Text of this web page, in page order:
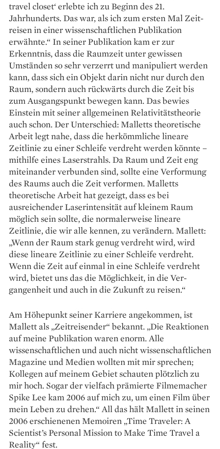
travel closet‘ erlebte ich zu Beginn des 21.
Jahrhunderts. Das war, als ich zum ersten Mal Zeit­
reisen in einer wissenschaftlichen Publikation
erwähnte.“ In seiner Publikation kam er zur
Erkenntnis, dass die Raumzeit unter gewissen
Umständen so sehr verzerrt und ­manipuliert werden
kann, dass sich ein Objekt darin nicht nur durch den
Raum, sondern auch rückwärts durch die Zeit bis
zum Ausgangspunkt bewegen kann. Das bewies
Einstein mit seiner allgemeinen Relativitätstheorie
auch schon. Der Unterschied: Malletts theoretische
Arbeit legt nahe, dass die her­kömmliche lineare
Zeitlinie zu einer Schleife verdreht werden könnte –
mithilfe eines Laserstrahls. Da Raum und Zeit eng
miteinander verbunden sind, sollte eine Ver­formung
des Raums auch die Zeit verformen. Malletts
theoretische Arbeit hat gezeigt, dass es bei
ausreichender Laserintensität auf kleinem Raum
möglich sein sollte, die normalerweise lineare
Zeitlinie, die wir alle kennen, zu verändern. Mallett:
„Wenn der Raum stark genug verdreht wird, wird
diese lineare Zeitlinie zu einer Schleife verdreht.
Wenn die Zeit auf einmal in eine Schleife verdreht
wird, bietet uns das die Möglichkeit, in die Ver­
gangenheit und auch in die Zukunft zu reisen.“
Am Höhepunkt seiner Karriere angekommen, ist
Mallett als „Zeit­reisender“ bekannt. „Die Reak­tionen
auf meine Publikation waren enorm. Alle
wissenschaftlichen und auch nicht wissenschaftlichen
Magazine und Medien wollten mit mir sprechen;
Kollegen auf meinem Gebiet schauten plötzlich zu
mir hoch. Sogar der vielfach prämierte Filmemacher
Spike Lee kam 2006 auf mich zu, um einen Film über
mein Leben zu drehen.“ All das hält Mallett in seinen
2006 erschienenen Memoiren „Time Traveler: A
Scientist’s Personal Mission to Make Time Travel a
Reality“ fest.